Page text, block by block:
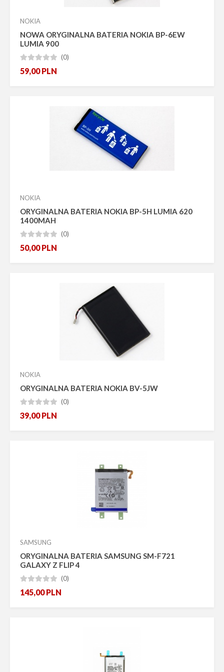
NOKIA
NOWA ORYGINALNA BATERIA NOKIA BP-6EW
LUMIA 900
 (0)
59,00PLN
NOKIA
ORYGINALNA BATERIA NOKIA BP-5H LUMIA 620
1400MAH
 (0)
50,00PLN
NOKIA
ORYGINALNA BATERIA NOKIA BV-5JW
 (0)
39,00PLN
SAMSUNG
ORYGINALNA BATERIA SAMSUNG SM-F721
GALAXY Z FLIP 4
 (0)
145,00PLN